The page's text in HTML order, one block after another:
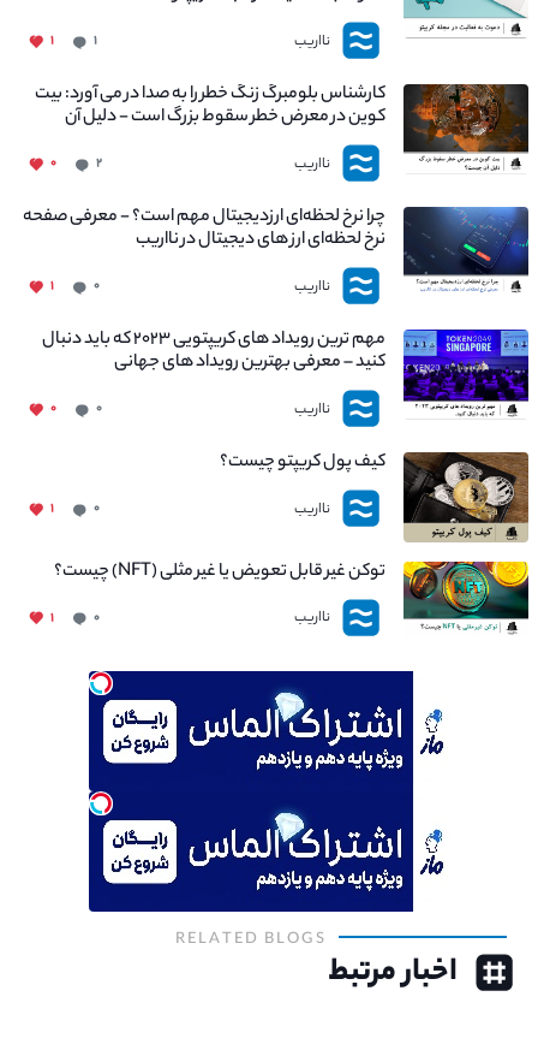
نااریب ۱ ۱
کارشناس بلومبرگ زنگ خطر را به صدا در می آورد: بیت
کوین در معرض خطر سقوط بزرگ است - دلیل آن
چیست؟
نااریب ۲ ۰
چرا نرخ لحظه‌ای ارزدیجیتال مهم است؟ - معرفی صفحه
نرخ لحظه‌ای ارز های دیجیتال در نااریب
نااریب ۰ ۱
مهم ترین رویداد های کریپتویی ۲۰۲۳ که باید دنبال
کنید – معرفی بهترین رویداد های جهانی
نااریب ۰ ۰
کیف پول کریپتو چیست؟
نااریب ۰ ۱
توکن غیر قابل تعویض یا غیر مثلی (NFT) چیست؟
نااریب ۰ ۱
RELATED BLOGS
اخبار مرتبط